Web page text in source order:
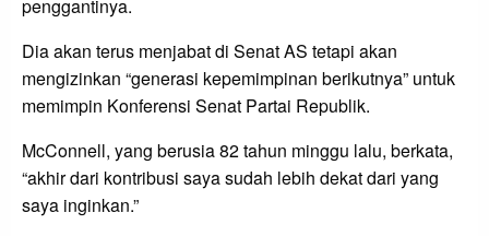
penggantinya.
Dia akan terus menjabat di Senat AS tetapi akan
mengizinkan “generasi kepemimpinan berikutnya” untuk
memimpin Konferensi Senat Partai Republik.
McConnell, yang berusia 82 tahun minggu lalu, berkata,
“akhir dari kontribusi saya sudah lebih dekat dari yang
saya inginkan.”